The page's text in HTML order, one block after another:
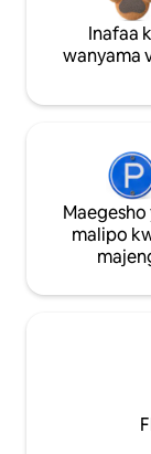
Inafaa
wanyama
Maegesho
malipo